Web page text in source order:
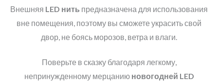
Внешняя LED нить предназначена для использования
вне помещения, поэтому вы сможете украсить свой
двор, не боясь морозов, ветра и влаги.
Поверьте в сказку благодаря легкому,
непринужденному мерцанию новогодней LED